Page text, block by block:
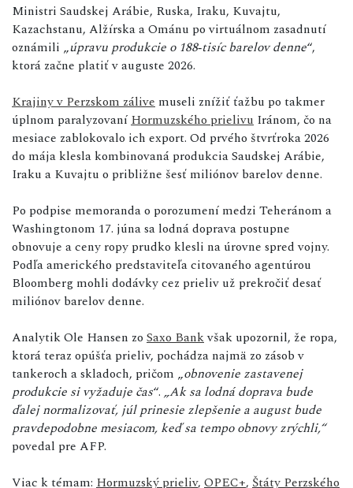
Ministri Saudskej Arábie, Ruska, Iraku, Kuvajtu,
Kazachstanu, Alžírska a Ománu po virtuálnom zasadnutí
oznámili „úpravu produkcie o 188‑tisíc barelov denne“,
ktorá začne platiť v auguste 2026.
Krajiny v Perzskom zálive museli znížiť ťažbu po takmer
úplnom paralyzovaní Hormuzského prielivu Iránom, čo na
mesiace zablokovalo ich export. Od prvého štvrťroka 2026
do mája klesla kombinovaná produkcia Saudskej Arábie,
Iraku a Kuvajtu o približne šesť miliónov barelov denne.
Po podpise memoranda o porozumení medzi Teheránom a
Washingtonom 17. júna sa lodná doprava postupne
obnovuje a ceny ropy prudko klesli na úrovne spred vojny.
Podľa amerického predstaviteľa citovaného agentúrou
Bloomberg mohli dodávky cez prieliv už prekročiť desať
miliónov barelov denne.
Analytik Ole Hansen zo Saxo Bankvšak upozornil, že ropa,
ktorá teraz opúšťa prieliv, pochádza najmä zo zásob v
tankeroch a skladoch, pričom „obnovenie zastavenej
produkcie si vyžaduje čas“. „Ak sa lodná doprava bude
ďalej normalizovať, júl prinesie zlepšenie a august bude
pravdepodobne mesiacom, keď sa tempo obnovy zrýchli,“
povedal pre AFP.
Viac k témam: Hormuzský prieliv, OPEC+, Štáty Perzského